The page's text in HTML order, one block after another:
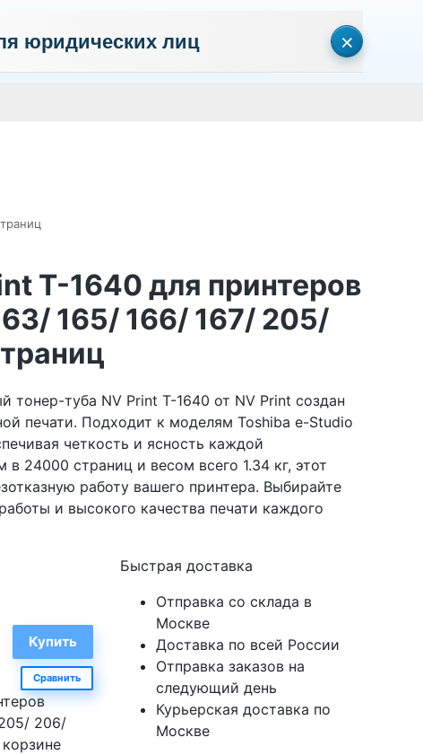
юридических лиц ×
T-1640 для принтеров
165/ 166/ 167/ 205/
тонер-туба NV Print T-1640 от NV Print создан
печати. Подходит к моделям Toshiba e-Studio
четкость и ясность каждой
24000 страниц и весом всего 1.34 кг, этот
работу вашего принтера. Выбирайте
и высокого качества печати каждого
Сравнить
206/
Быстрая доставка
Отправка со склада в
Москве
Доставка по всей России
Отправка заказов на
следующий день
Курьерская доставка по
Москве